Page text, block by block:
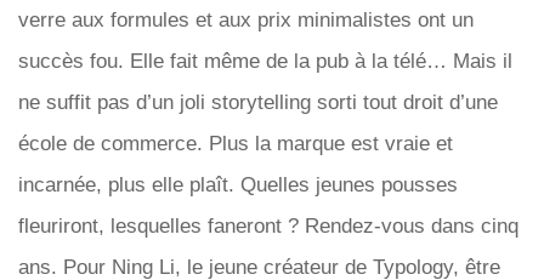
verre aux formules et aux prix minimalistes ont un
succès fou. Elle fait même de la pub à la télé… Mais il
ne suffit pas d’un joli storytelling sorti tout droit d’une
école de commerce. Plus la marque est vraie et
incarnée, plus elle plaît. Quelles jeunes pousses
fleuriront, lesquelles faneront ? Rendez-vous dans cinq
ans. Pour Ning Li, le jeune créateur de Typology, être